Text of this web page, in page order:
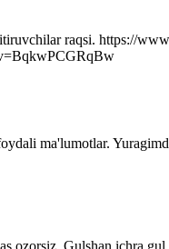
raqsi. https://
ma'lumotlar.